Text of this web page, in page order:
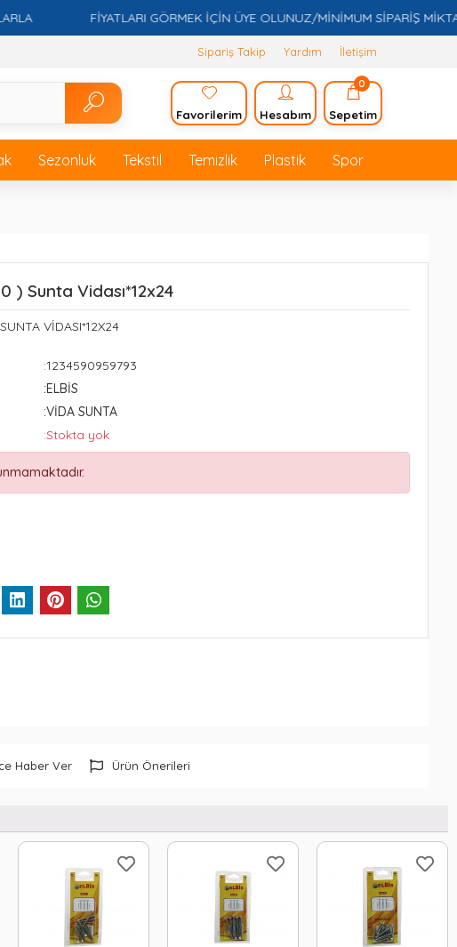
FİYATLARI GÖRMEK İÇİN ÜYE OLUNUZ/MİNİMUM SİPARİŞ MİKTARI
Sipariş Takip Yardım İletişim
Favorilerim Hesabım
0
Sepetim
Sezonluk Tekstil Temizlik Plastik Spor
) Sunta Vidası*12x24
VİDASI*12X24
:1234590959793
:ELBİS
:VİDA SUNTA
:Stokta yok
Haber Ver Ürün Önerileri